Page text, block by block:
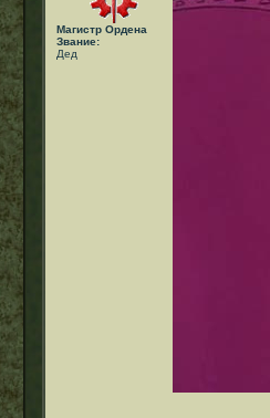
Магистр Ордена
Звание:
Дед